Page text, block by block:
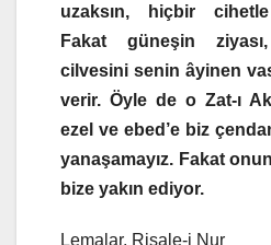
uzaksın, hiçbir cihetle
Fakat güneşin
cilvesini senin âyinen
verir. Öyle de o Zat-ı
ezel ve ebed’e biz
yanaşamayız. Fakat
bize yakın ediyor.
Lemalar, Risale-i Nur